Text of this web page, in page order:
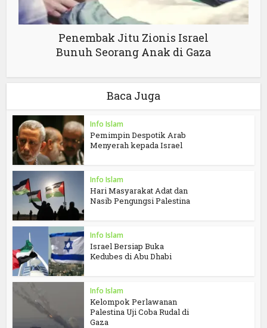
Penembak Jitu Zionis Israel
Bunuh Seorang Anak di Gaza
Baca Juga
Info Islam
Pemimpin Despotik Arab
Menyerah kepada Israel
Info Islam
Hari Masyarakat Adat dan
Nasib Pengungsi Palestina
Info Islam
Israel Bersiap Buka
Kedubes di Abu Dhabi
Info Islam
Kelompok Perlawanan
Palestina Uji Coba Rudal di
Gaza